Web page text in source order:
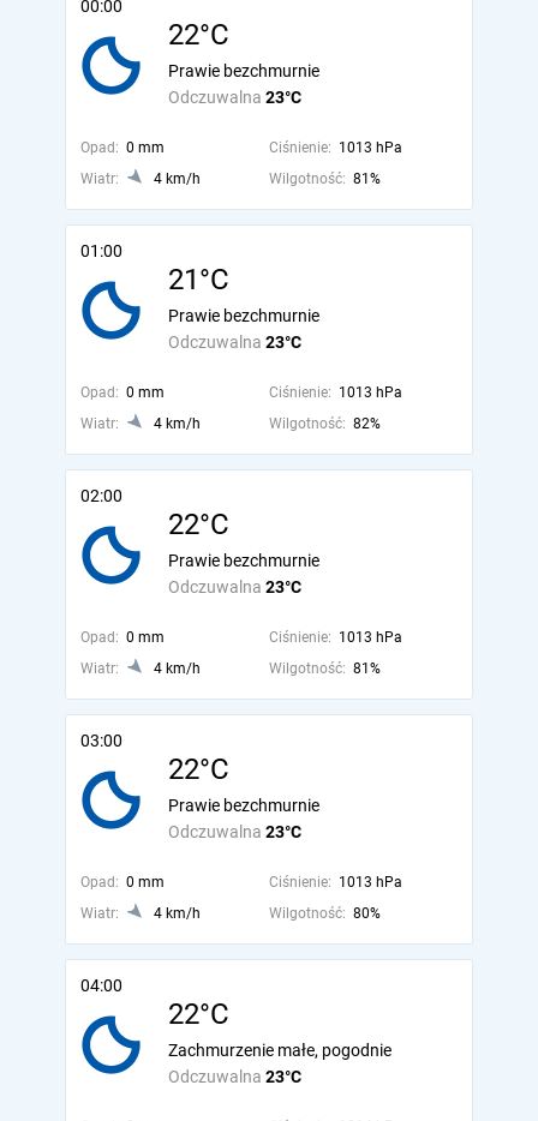
00:00
22°C
Odczuwalna 23°C
Prawie bezchmurnie
Opad: 0 mm Ciśnienie: 1013 hPa
Wiatr:
4 km/h Wilgotność: 81%
01:00
21°C
Odczuwalna 23°C
Prawie bezchmurnie
Opad: 0 mm Ciśnienie: 1013 hPa
Wiatr:
4 km/h Wilgotność: 82%
02:00
22°C
Odczuwalna 23°C
Prawie bezchmurnie
Opad: 0 mm Ciśnienie: 1013 hPa
Wiatr:
4 km/h Wilgotność: 81%
03:00
22°C
Odczuwalna 23°C
Prawie bezchmurnie
Opad: 0 mm Ciśnienie: 1013 hPa
Wiatr:
4 km/h Wilgotność: 80%
04:00
22°C
Odczuwalna 23°C
Zachmurzenie małe, pogodnie